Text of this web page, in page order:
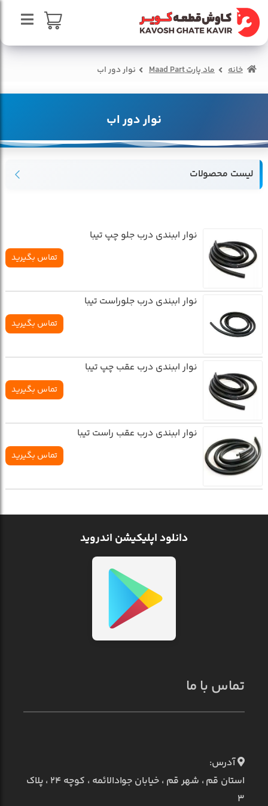
پرش
به
ناوبری
پرش
به
محتوا
صفحه اصلی
سبد خرید
خانه ماد پارت Maad Part نوار دور اب
نوار دور اب
لیست محصولات
نوار اببندي درب جلو چپ تيبا
تماس بگیرید
نوار اببندي درب جلوراست تيبا
تماس بگیرید
نوار اببندي درب عقب چپ تيبا
تماس بگیرید
نوار اببندي درب عقب راست تيبا
تماس بگیرید
دانلود اپلیکیشن اندروید
تماس با ما
آدرس:
استان قم ، شهر قم ، خیابان جوادالائمه ، کوچه ۲۴ ، پلاک
۳